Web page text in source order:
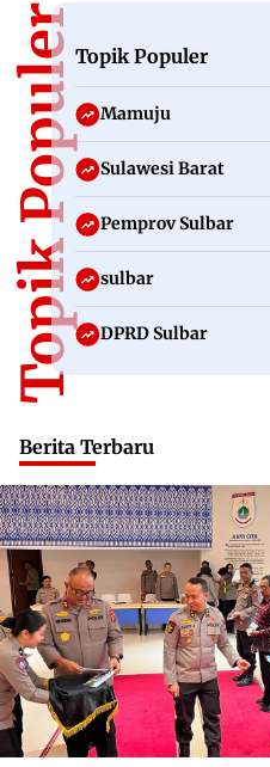
Topik PopulerTopik Populer
Mamuju
Sulawesi Barat
Pemprov Sulbar
sulbar
DPRD Sulbar
Berita Terbaru